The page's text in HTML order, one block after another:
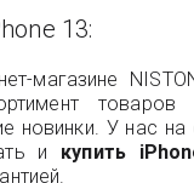
13:
магазине
товаров
новинки. У нас на
и купить